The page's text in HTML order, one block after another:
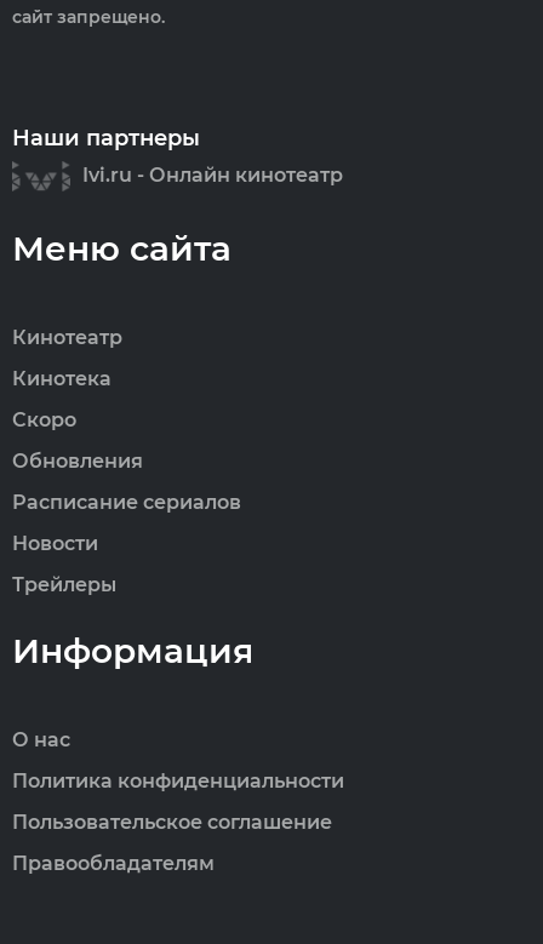
сайт запрещено.
Наши партнеры
Ivi.ru - Онлайн кинотеатр
Меню сайта
Кинотеатр
Кинотека
Скоро
Обновления
Расписание сериалов
Новости
Трейлеры
Информация
О нас
Политика конфиденциальности
Пользовательское соглашение
Правообладателям